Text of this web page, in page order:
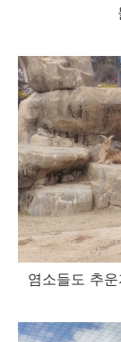
염소들도 추